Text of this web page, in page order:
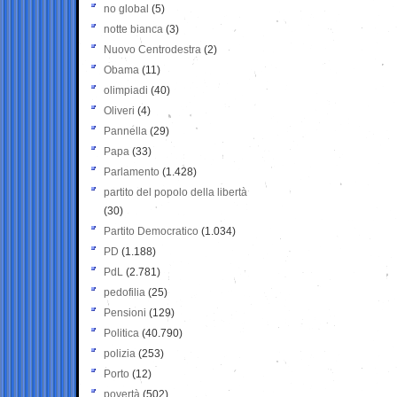
no global (5)
notte bianca (3)
Nuovo Centrodestra (2)
Obama (11)
olimpiadi (40)
Oliveri (4)
Pannella (29)
Papa (33)
Parlamento (1.428)
partito del popolo della libertà
(30)
Partito Democratico (1.034)
PD (1.188)
PdL (2.781)
pedofilia (25)
Pensioni (129)
Politica (40.790)
polizia (253)
Porto (12)
povertà (502)